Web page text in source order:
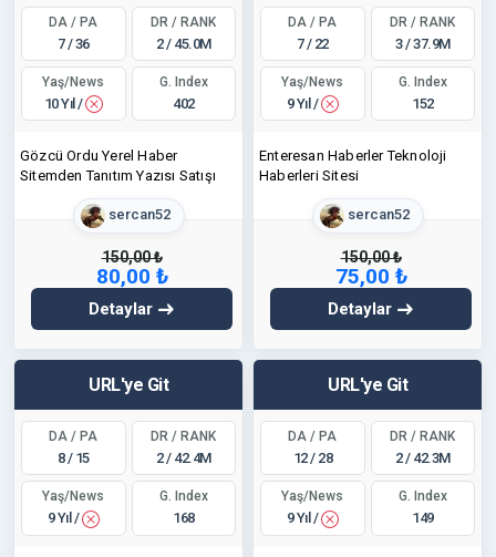
DA / PA
7 / 36
DR / RANK
2 / 45.0M
Yaş/News
10 Yıl /
G. Index
402
Gözcü Ordu Yerel Haber
Sitemden Tanıtım Yazısı Satışı
sercan52
150,00 ₺
80,00 ₺
Detaylar
DA / PA
7 / 22
DR / RANK
3 / 37.9M
Yaş/News
9 Yıl /
G. Index
152
Enteresan Haberler Teknoloji
Haberleri Sitesi
sercan52
150,00 ₺
75,00 ₺
Detaylar
URL'ye Git
DA / PA
8 / 15
DR / RANK
2 / 42.4M
Yaş/News
9 Yıl /
G. Index
168
URL'ye Git
DA / PA
12 / 28
DR / RANK
2 / 42.3M
Yaş/News
9 Yıl /
G. Index
149